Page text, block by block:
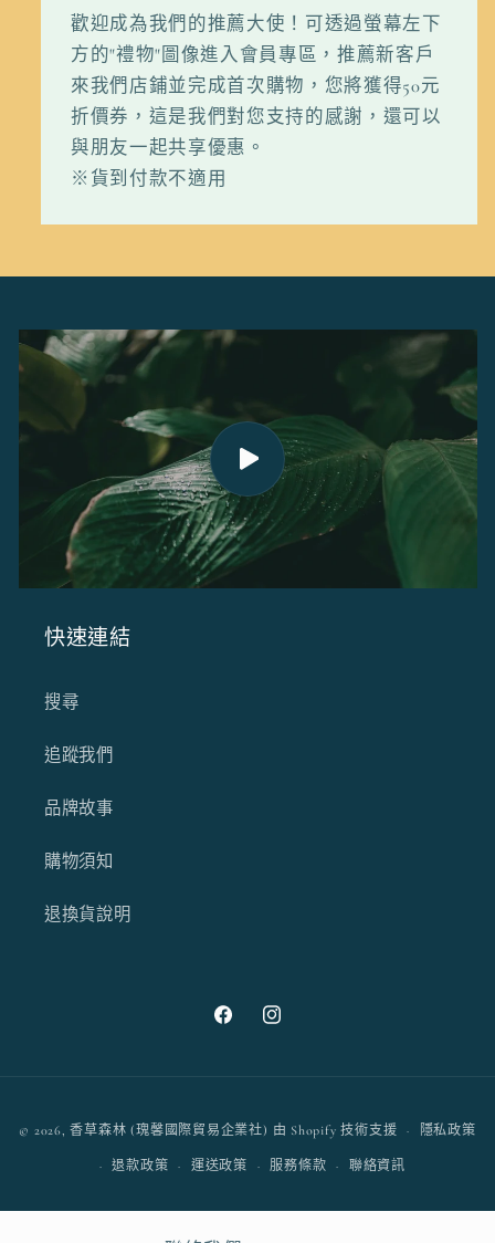
歡迎成為我們的推薦大使！可透過螢幕左下
方的"禮物"圖像進入會員專區，推薦新客戶
來我們店鋪並完成首次購物，您將獲得50元
折價券，這是我們對您支持的感謝，還可以
與朋友一起共享優惠。
※貨到付款不適用
快速連結
搜尋
追蹤我們
品牌故事
購物須知
退換貨說明
FacebookInstagram
款
方
© 2026,香草森林 (瑰馨國際貿易企業社) 由 Shopify 技術支援 隱私政策
退款政策 運送政策 服務條款 聯絡資訊